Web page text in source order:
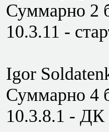
Суммарно 2
10.3.11 -
Igor
Суммарно 4
10.3.8.1 - ДК